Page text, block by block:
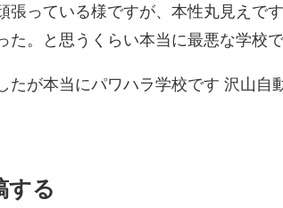
張っている様ですが、本性丸見えで
た。と思うくらい本当に最悪な学校で
たが本当にパワハラ学校です 沢山自
する